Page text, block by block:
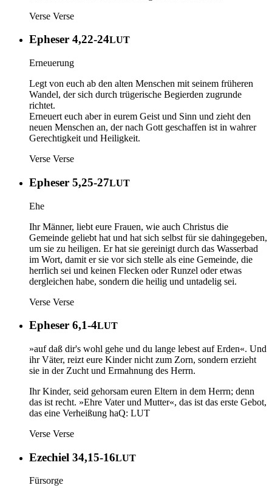
Verse Verse
Epheser 4,22-24LUT
Erneuerung
Legt von euch ab den alten Menschen mit seinem früheren
Wandel, der sich durch trügerische Begierden zugrunde
richtet.
Erneuert euch aber in eurem Geist und Sinn und zieht den
neuen Menschen an, der nach Gott geschaffen ist in wahrer
Gerechtigkeit und Heiligkeit.
Verse Verse
Epheser 5,25-27LUT
Ehe
Ihr Männer, liebt eure Frauen, wie auch Christus die
Gemeinde geliebt hat und hat sich selbst für sie dahingegeben,
um sie zu heiligen. Er hat sie gereinigt durch das Wasserbad
im Wort, damit er sie vor sich stelle als eine Gemeinde, die
herrlich sei und keinen Flecken oder Runzel oder etwas
dergleichen habe, sondern die heilig und untadelig sei.
Verse Verse
Epheser 6,1-4LUT
»auf daß dir's wohl gehe und du lange lebest auf Erden«. Und
ihr Väter, reizt eure Kinder nicht zum Zorn, sondern erzieht
sie in der Zucht und Ermahnung des Herrn.
Ihr Kinder, seid gehorsam euren Eltern in dem Herrn; denn
das ist recht. »Ehre Vater und Mutter«, das ist das erste Gebot,
das eine Verheißung haQ: LUT
Verse Verse
Ezechiel 34,15-16LUT
Fürsorge